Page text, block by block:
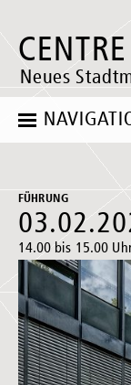
CENTRE
Neues
FÜHRUNG
14.00 bis 15.00